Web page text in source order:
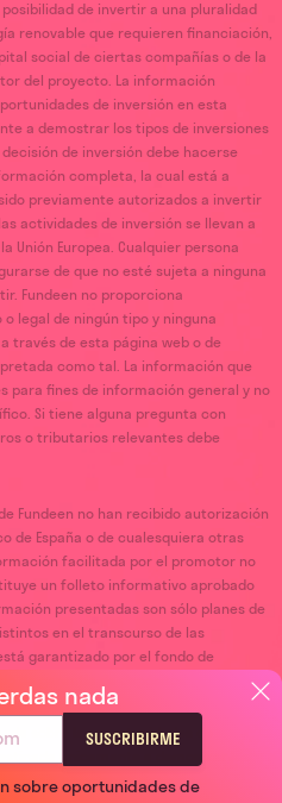
nada
SUSCRIBIRME
sobre oportunidades de
de invertir a una pluralidad
renovable que requieren financiación,
social de ciertas compañías o de la
del proyecto. La información
de inversión en esta
a demostrar los tipos de inversiones
de inversión debe hacerse
completa, la cual está a
previamente autorizados a invertir
actividades de inversión se llevan a
Unión Europea. Cualquier persona
de que no esté sujeta a ninguna
Fundeen no proporciona
legal de ningún tipo y ninguna
través de esta página web o de
como tal. La información que
para fines de información general y no
Si tiene alguna pregunta con
o tributarios relevantes debe
Fundeen no han recibido autorización
de España o de cualesquiera otras
facilitada por el promotor no
un folleto informativo aprobado
presentadas son sólo planes de
en el transcurso de las
garantizado por el fondo de
sobre las oportunidades de
únicamente a demostrar los
misma, y cualquier decisión de